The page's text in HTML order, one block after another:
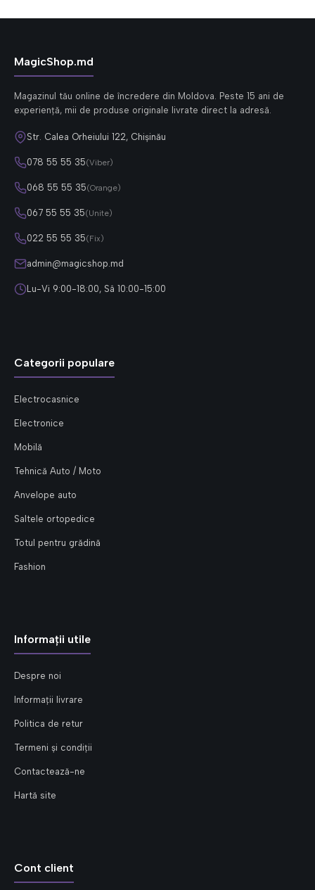
MagicShop.md
Magazinul tău online de încredere din Moldova. Peste 15 ani de
experiență, mii de produse originale livrate direct la adresă.
Str. Calea Orheiului 122, Chișinău
078 55 55 35(Viber)
068 55 55 35(Orange)
067 55 55 35(Unite)
022 55 55 35(Fix)
admin@magicshop.md
Lu-Vi 9:00-18:00, Sâ 10:00-15:00
Categorii populare
Electrocasnice
Electronice
Mobilă
Tehnică Auto / Moto
Anvelope auto
Saltele ortopedice
Totul pentru grădină
Fashion
Informații utile
Despre noi
Informații livrare
Politica de retur
Termeni și condiții
Contactează-ne
Hartă site
Cont client